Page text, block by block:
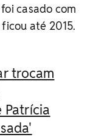
casado com
até 2015.
trocam
Patrícia